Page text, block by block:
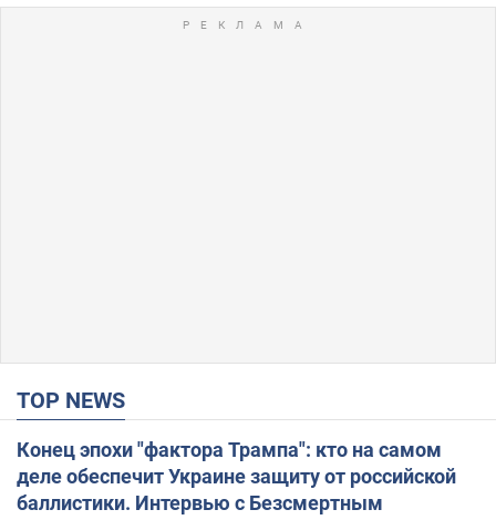
TOP NEWS
Конец эпохи "фактора Трампа": кто на самом
деле обеспечит Украине защиту от российской
баллистики. Интервью с Безсмертным